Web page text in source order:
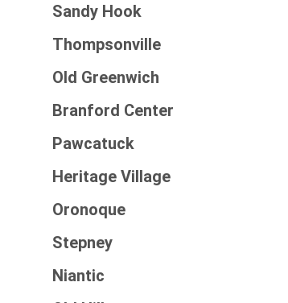
Sandy Hook
Thompsonville
Old Greenwich
Branford Center
Pawcatuck
Heritage Village
Oronoque
Stepney
Niantic